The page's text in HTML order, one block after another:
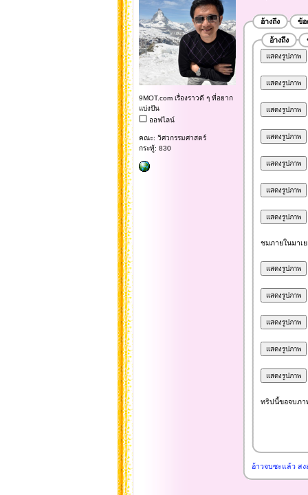
9MOT.com เรื่องราวดี ๆ ที่อยาก
แบ่งปัน
ออฟไลน์
คณะ: วิศวกรรมศาสตร์
กระทู้: 830
อ้างถึง ข้อ
อ้างถึง
ชมภายในมาเ
ทริปนี้ขอจบภา
อ้าวจบซะแล้ว สง